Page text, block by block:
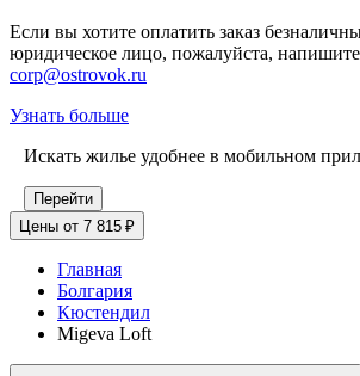
Если вы хотите оплатить заказ
юридическое лицо, пожалуйста,
corp@ostrovok.ru
Узнать больше
Искать жилье удобнее в мобильном
Перейти
Цены от 7 815 ₽
Главная
Болгария
Кюстендил
Migeva Loft